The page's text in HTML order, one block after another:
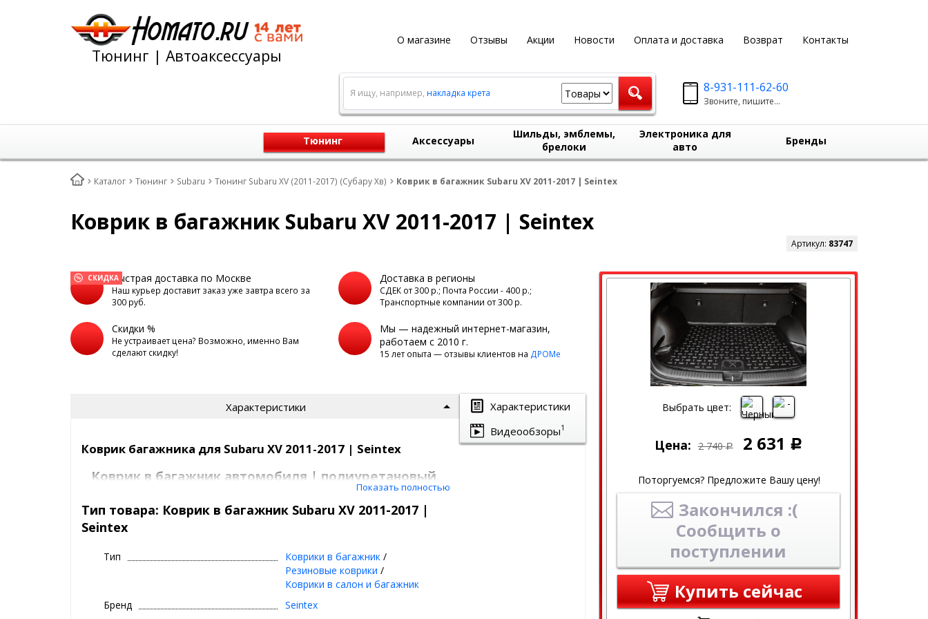
О магазине Отзывы Акции Новости Оплата и доставка Возврат Контакты
Тюнинг | Автоаксессуары
8-931-111-62-60
Звоните, пишите...
Я ищу, например, накладка крета
Тюнинг Аксессуары
Шильды, эмблемы,
брелоки
Электроника для
авто
Бренды
Каталог Тюнинг Subaru Тюнинг Subaru XV (2011-2017) (Субару Хв) Коврик в багажник Subaru XV 2011-2017 | Seintex
Коврик в багажник Subaru XV 2011-2017 | Seintex
Артикул: 83747
СКИДКА
Выбрать цвет:
Цена: 2 740 Р 2 631 Р
Поторгуемся? Предложите Вашу цену!
Закончился :(
Сообщить о
поступлении
Купить сейчас
Быстрая доставка по Москве
Наш курьер доставит заказ уже завтра всего за
300 руб.
Доставка в регионы
СДЕК от 300 р.; Почта России - 400 р.;
Транспортные компании от 300 р.
Скидки %
Не устраивает цена? Возможно, именно Вам
сделают скидку!
Мы — надежный интернет-магазин,
работаем с 2010 г.
15 лет опыта — отзывы клиентов на ДРОМе
Характеристики
Видеообзоры1
Характеристики
Коврик багажника для Subaru XV 2011-2017 | Seintex
Коврик в багажник автомобиля | полиуретановый,
⊕ высокие бортики, специальный рисунок
⊕ надежно фиксируется,идельно повторяет геометрию
багажника вашего автомобиля авто
⊕ используется каждый день круглый год - лето, осень, зима,
⊕ не скользит, не лопается, не дубеет на морозе, не пахнет -
Показать полностью
Тип товара: Коврик в багажник Subaru XV 2011-2017 |
Seintex
Тип Коврики в багажник /
Резиновые коврики /
Коврики в салон и багажник
Бренд
Seintex